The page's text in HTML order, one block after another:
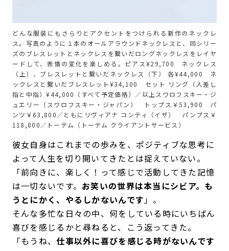
どんな服装にもさらりとアクセントをつけられる新作のネックレ
ス。写真のように１本のオールアラウンドネックレスと、同シリー
ズのブレスレットとネックレスを繋いだロングネックレスをレイヤ
ードして、表情の変化を楽しめる。ピアス¥29,700 ネックレス
（上）、ブレスレットと繋いだネックレス（下） 各¥44,000 ネ
ックレスと繋いだブレスレット¥34,100 セット リング（人差し
指と中指）¥44,000（すべて予定価格）／以上スワロフスキー・ジ
ュエリー（スワロフスキー・ジャパン） トップス￥53,900 パ
ンツ￥63,800／ともにリヴィアナ コンティ（イザ） パンプス￥
118,800／トーテム（トーテム クライアントサービス）
彼女自身はこれまでの歩みを、ポジティブな思考に
よって人生を切り開いてきたとは捉えていない。
「前向きに、楽しく！って感じで活動してきた記憶
は一切ないです。 お笑いの世界は本当にシビア。も
うとにかく、やるしかないんです」。
そんな多忙な日々の中、何をしている時にいちばん
喜びを感じるかと尋ねると、こう返ってきた。
「もうね、仕事以外に喜びを感じる時がないんです